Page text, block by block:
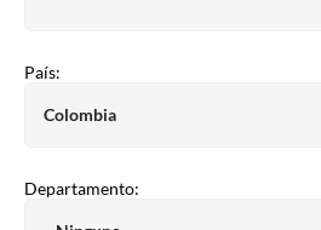
País:
Departamento: